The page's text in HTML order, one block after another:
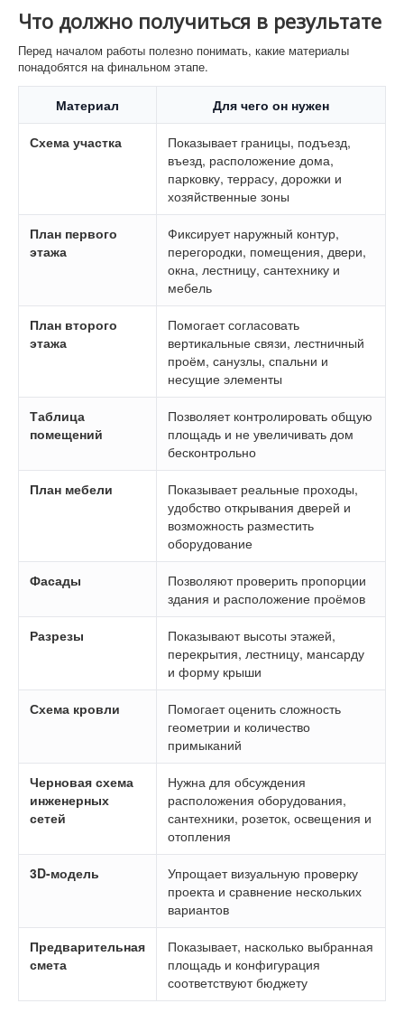
Что должно получиться в результате
Перед началом работы полезно понимать, какие материалы
понадобятся на финальном этапе.
Материал Для чего он нужен
Схема участка
Показывает границы, подъезд,
въезд, расположение дома,
парковку, террасу, дорожки и
хозяйственные зоны
План первого
этажа
Фиксирует наружный контур,
перегородки, помещения, двери,
окна, лестницу, сантехнику и
мебель
План второго
этажа
Помогает согласовать
вертикальные связи, лестничный
проём, санузлы, спальни и
несущие элементы
Таблица
помещений
Позволяет контролировать общую
площадь и не увеличивать дом
бесконтрольно
План мебели
Показывает реальные проходы,
удобство открывания дверей и
возможность разместить
оборудование
Фасады
Позволяют проверить пропорции
здания и расположение проёмов
Разрезы
Показывают высоты этажей,
перекрытия, лестницу, мансарду
и форму крыши
Схема кровли
Помогает оценить сложность
геометрии и количество
примыканий
Черновая схема
инженерных
сетей
Нужна для обсуждения
расположения оборудования,
сантехники, розеток, освещения и
отопления
3D-модель
Упрощает визуальную проверку
проекта и сравнение нескольких
вариантов
Предварительная
смета
Показывает, насколько выбранная
площадь и конфигурация
соответствуют бюджету